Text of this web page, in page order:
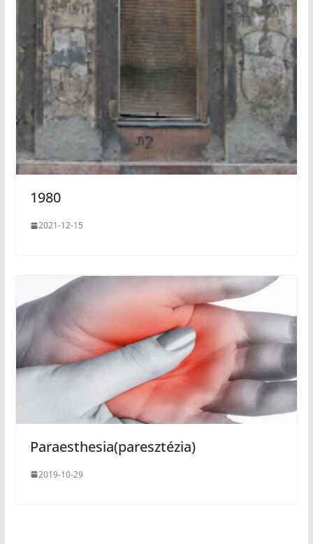
1980
2021-12-15
Paraesthesia(paresztézia)
2019-10-29